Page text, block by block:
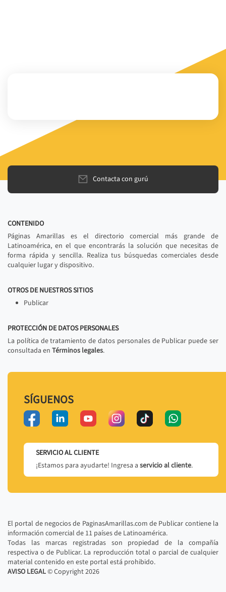
Contacta con gurú
CONTENIDO
Páginas Amarillas es el directorio comercial más grande de
Latinoamérica, en el que encontrarás la solución que necesitas de
forma rápida y sencilla. Realiza tus búsquedas comerciales desde
cualquier lugar y dispositivo.
OTROS DE NUESTROS SITIOS
Publicar
PROTECCIÓN DE DATOS PERSONALES
La política de tratamiento de datos personales de Publicar puede ser
consultada en Términos legales.
SÍGUENOS
SERVICIO AL CLIENTE
¡Estamos para ayudarte! Ingresa a servicio al cliente.
El portal de negocios de PaginasAmarillas.com de Publicar contiene la
información comercial de 11 países de Latinoamérica.
Todas las marcas registradas son propiedad de la compañía
respectiva o de Publicar. La reproducción total o parcial de cualquier
material contenido en este portal está prohibido.
AVISO LEGAL© Copyright2026